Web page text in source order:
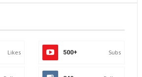
Likes 500+ Subs